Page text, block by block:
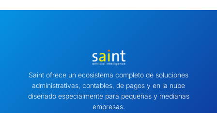
Saint ofrece un ecosistema completo de soluciones
administrativas, contables, de pagos y en la nube
diseñado especialmente para pequeñas y medianas
empresas.